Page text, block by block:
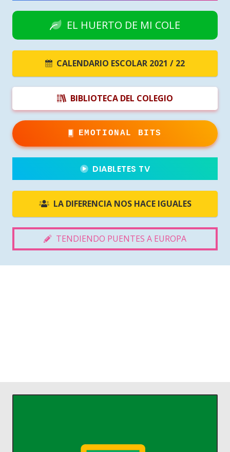
EL HUERTO DE MI COLE
CALENDARIO ESCOLAR 2021 / 22
BIBLIOTECA DEL COLEGIO
EMOTIONAL BITS
DIABLETES TV
LA DIFERENCIA NOS HACE IGUALES
TENDIENDO PUENTES A EUROPA